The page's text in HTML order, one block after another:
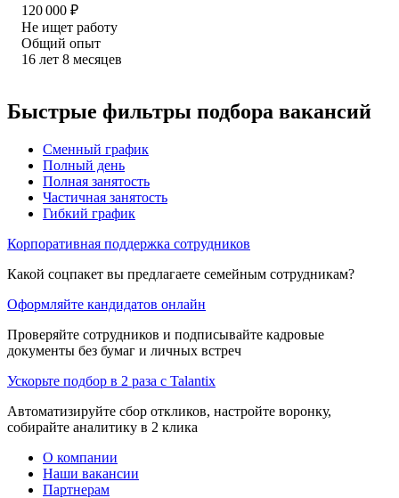
120 000 ₽
Не ищет работу
Общий опыт
16 лет 8 месяцев
Быстрые фильтры подбора вакансий
Сменный график
Полный день
Полная занятость
Частичная занятость
Гибкий график
Корпоративная поддержка сотрудников
Какой соцпакет вы предлагаете семейным сотрудникам?
Оформляйте кандидатов онлайн
Проверяйте сотрудников и подписывайте кадровые
документы без бумаг и личных встреч
Ускорьте подбор в 2 раза с Talantix
Автоматизируйте сбор откликов, настройте воронку,
собирайте аналитику в 2 клика
О компании
Наши вакансии
Партнерам